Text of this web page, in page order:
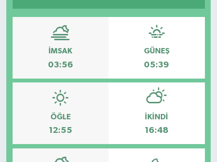
İMSAK
03:56
GÜNEŞ
05:39
ÖĞLE
12:55
İKINDI
16:48